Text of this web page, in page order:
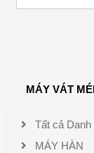
MÁY VÁT
Tất cả Danh
MÁY HÀN